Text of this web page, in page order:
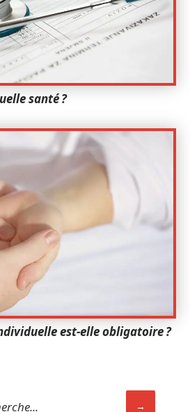
santé ?
est-elle obligatoire ?